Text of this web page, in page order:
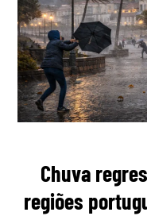
Chuva
regiões